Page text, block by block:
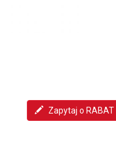
Zapytaj o RABAT